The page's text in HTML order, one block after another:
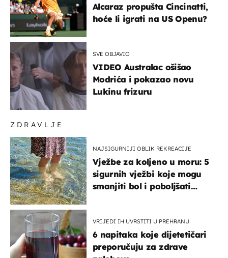
ZDRAVLJE
NAJSIGURNIJI OBLIK REKREACIJE
Vježbe za koljeno u moru: 5
sigurnih vježbi koje mogu
smanjiti bol i poboljšati
VRIJEDI IH UVRSTITI U PREHRANU
6 napitaka koje dijetetičari
preporučuju za zdrave
Alcaraz propušta Cincinatti,
hoće li igrati na US Openu?
SVE OBJAVIO
VIDEO Australac ošišao
Modrića i pokazao novu
Lukinu frizuru